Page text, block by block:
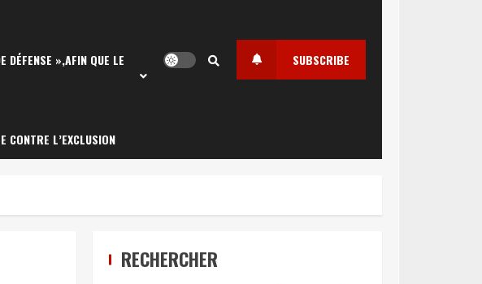
DÉFENSE »,AFIN QUE LE
CONTRE L’EXCLUSION
SUBSCRIBE
RECHERCHER